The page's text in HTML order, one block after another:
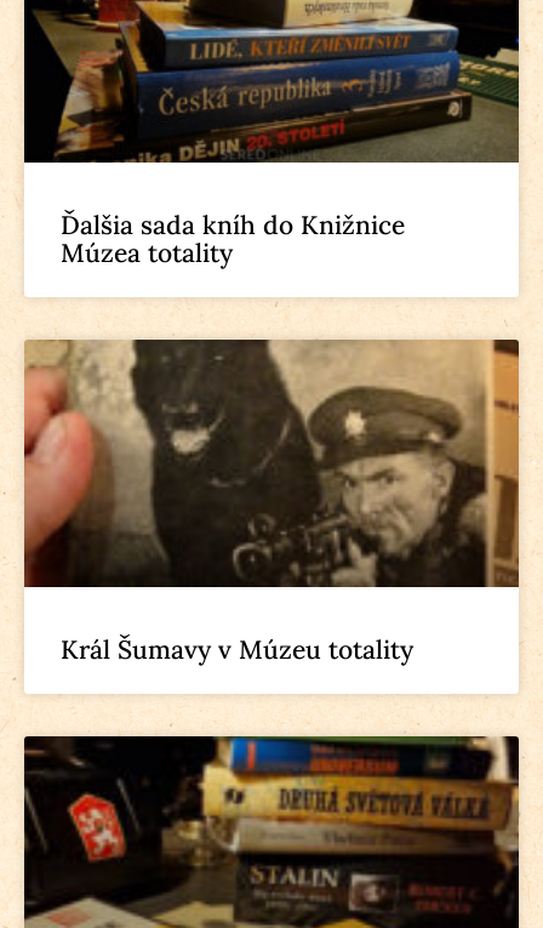
Ďalšia sada kníh do Knižnice
Múzea totality
Král Šumavy v Múzeu totality